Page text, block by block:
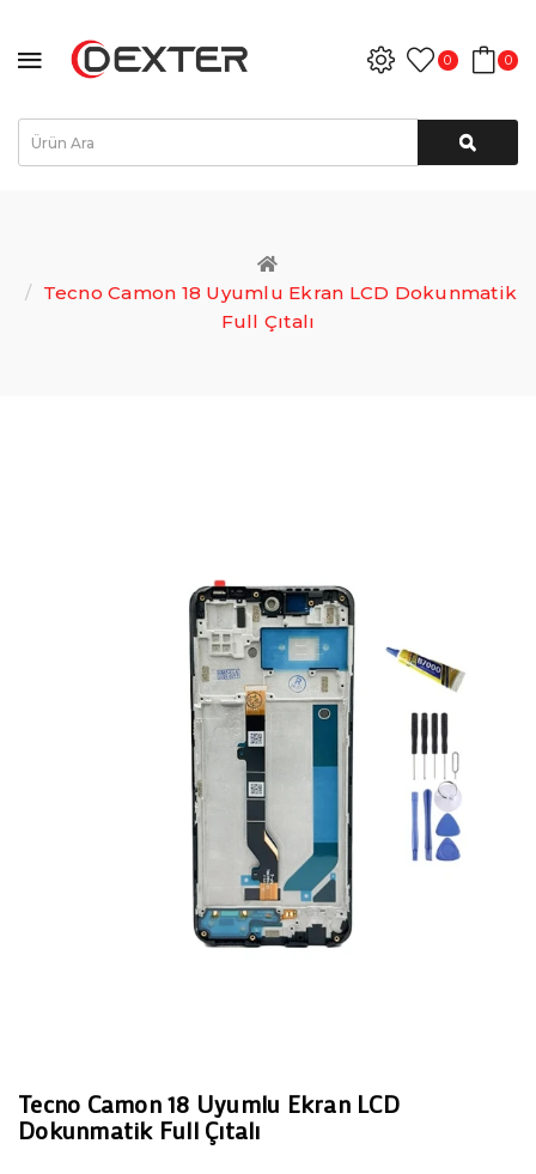
0 0
Tecno Camon 18 Uyumlu Ekran LCD Dokunmatik
Full Çıtalı
Tecno Camon 18 Uyumlu Ekran LCD
Dokunmatik Full Çıtalı